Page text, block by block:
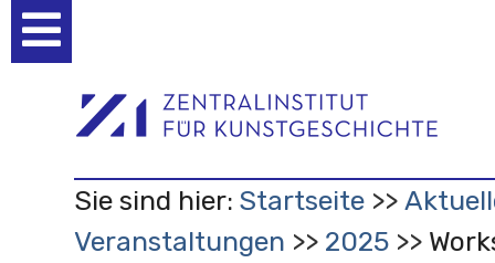
Werkzeuge
Sie sind hier: Startseite
Veranstaltungen
2025